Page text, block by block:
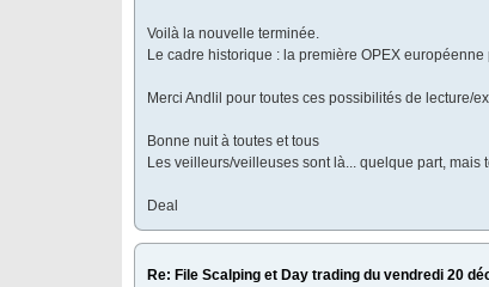
Voilà la nouvelle terminée.
Le cadre historique : la première OPEX
Merci Andlil pour toutes ces possibilités de lecture/
Bonne nuit à toutes et tous
Les veilleurs/veilleuses sont là... quelque part, mais
Deal
Re: File Scalping et Day trading du vendredi 20